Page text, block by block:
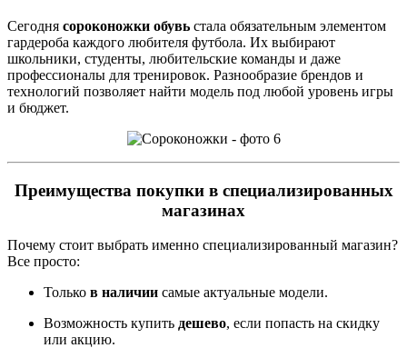
Сегодня сороконожки обувь стала обязательным элементом
гардероба каждого любителя футбола. Их выбирают
школьники, студенты, любительские команды и даже
профессионалы для тренировок. Разнообразие брендов и
технологий позволяет найти модель под любой уровень игры
и бюджет.
Преимущества покупки в специализированных
магазинах
Почему стоит выбрать именно специализированный магазин?
Все просто:
Только в наличии самые актуальные модели.
Возможность купить дешево, если попасть на скидку
или акцию.